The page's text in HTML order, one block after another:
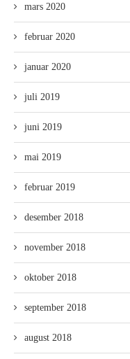
mars 2020
februar 2020
januar 2020
juli 2019
juni 2019
mai 2019
februar 2019
desember 2018
november 2018
oktober 2018
september 2018
august 2018